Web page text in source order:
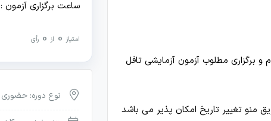
برگزاری مطلوب آزمون آزمایشی تافل
منو تغییر تاریخ امکان پذیر می باشد
ساعت برگزاری آزمون : 09:00 صبح
امتیاز 0 از 0 رأی
نوع دوره: حضوری